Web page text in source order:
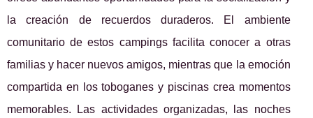
la creación de recuerdos duraderos. El ambiente
comunitario de estos campings facilita conocer a otras
familias y hacer nuevos amigos, mientras que la emoción
compartida en los toboganes y piscinas crea momentos
memorables. Las actividades organizadas, las noches